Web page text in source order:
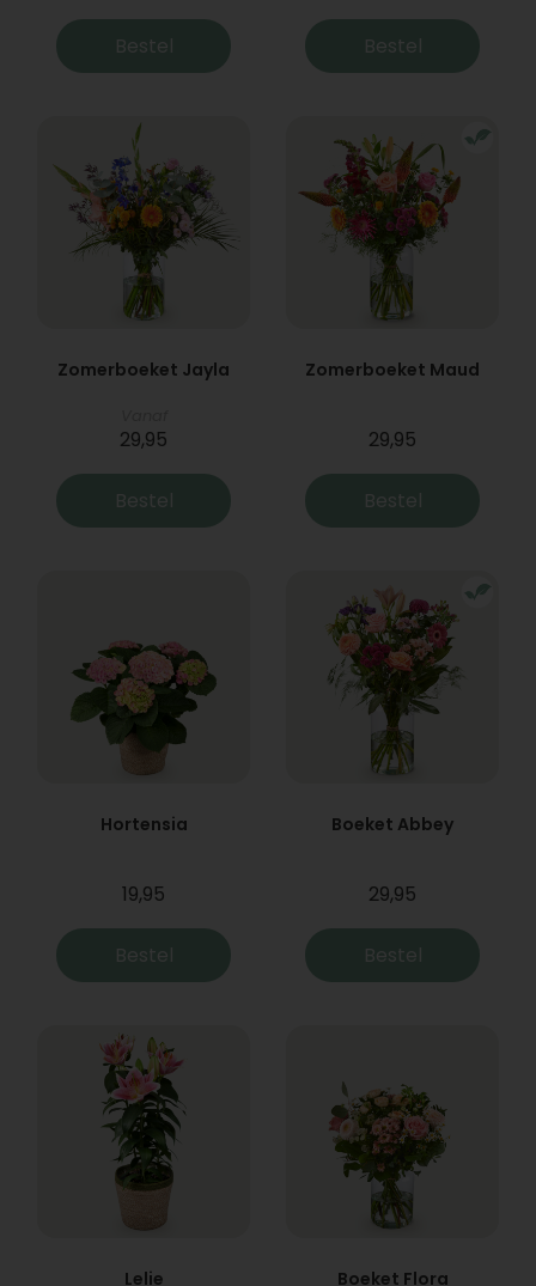
Bestel Bestel
Zomerboeket Jayla
29,95
Bestel
Zomerboeket Maud
29,95
Bestel
Hortensia
19,95
Bestel
Boeket Abbey
29,95
Bestel
Lelie Boeket Flora